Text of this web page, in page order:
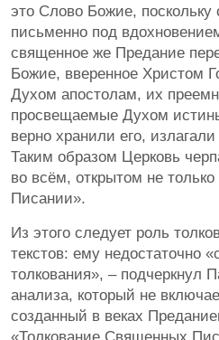
это Слово Божие, поскольку
письменно под
священное же Предание
Божие, вверенное Христом
Духом апостолам, их
просвещаемые Духом
верно хранили его,
Таким образом Церковь
во всём, открытом не
Писании».
Из этого следует роль
текстов: ему недостаточно
толкования», – подчеркнул
анализа, который не
созданный в веках